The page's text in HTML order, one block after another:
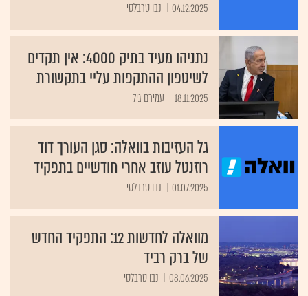
04.12.2025 נבו טרבלסי
נתניהו מעיד בתיק 4000: אין תקדים
לשיטפון ההתקפות עליי בתקשורת
18.11.2025 עמירם גיל
גל העזיבות בוואלה: סגן העורך דוד
רוזנטל עוזב אחרי חודשיים בתפקיד
01.07.2025 נבו טרבלסי
מוואלה לחדשות 12: התפקיד החדש
של ברק רביד
08.06.2025 נבו טרבלסי